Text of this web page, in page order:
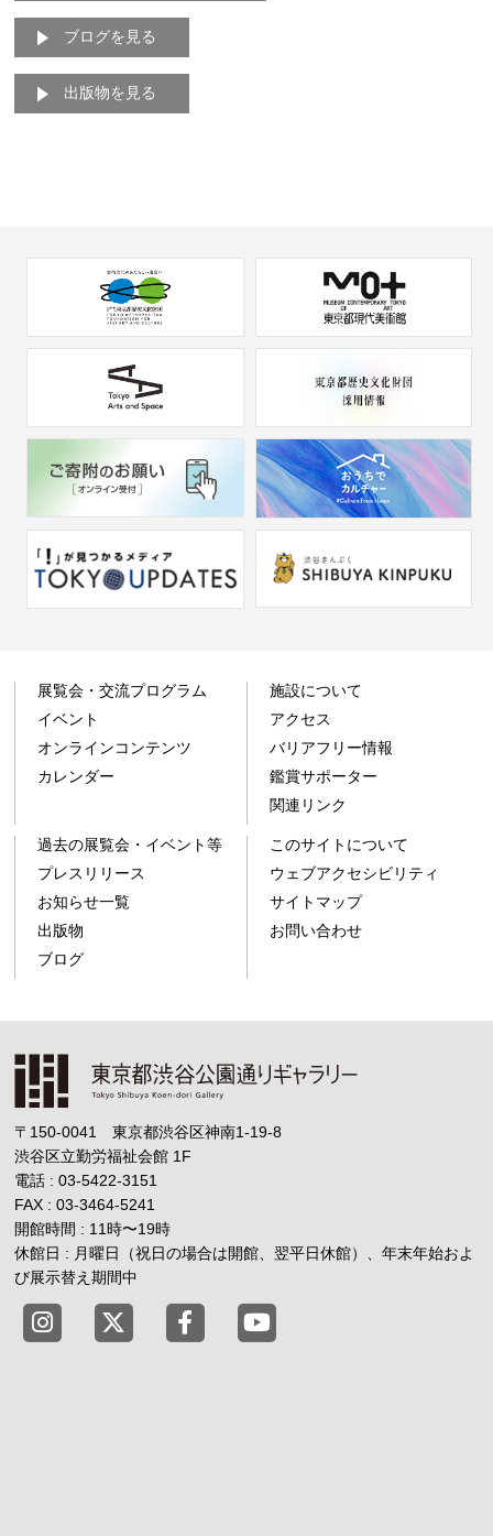
ブログを見る
出版物を見る
展覧会・交流プログラム
イベント
オンラインコンテンツ
カレンダー
施設について
アクセス
バリアフリー情報
鑑賞サポーター
関連リンク
過去の展覧会・イベント等
プレスリリース
お知らせ一覧
出版物
ブログ
このサイトについて
ウェブアクセシビリティ
サイトマップ
お問い合わせ
〒150-0041 東京都渋谷区神南1-19-8
渋谷区立勤労福祉会館 1F
電話 : 03-5422-3151
FAX : 03-3464-5241
開館時間 : 11時〜19時
休館日 : 月曜日（祝日の場合は開館、翌平日休館）、年末年始およ
び展示替え期間中
東京都渋谷公園通りギャラリー X
東京都渋谷公園通りギャラリー
東京都渋谷公園通りギャ